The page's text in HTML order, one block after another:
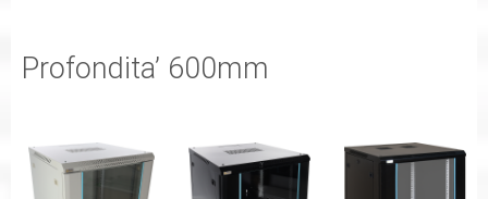
Profondita’ 600mm